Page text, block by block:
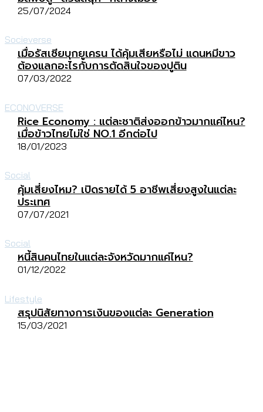
25/07/2024
Socieverse
เมื่อรัสเซียบุกยูเครน ได้คุ้มเสียหรือไม่ แดนหมีขาว
ต้องแลกอะไรกับการตัดสินใจของปูติน
07/03/2022
ECONOVERSE
Rice Economy : แต่ละชาติส่งออกข้าวมากแค่ไหน?
เมื่อข้าวไทยไม่ใช่ NO.1 อีกต่อไป
18/01/2023
Social
คุ้มเสี่ยงไหม? เปิดรายได้ 5 อาชีพเสี่ยงสูงในแต่ละ
ประเทศ
07/07/2021
Social
หนี้สินคนไทยในแต่ละจังหวัดมากแค่ไหน?
01/12/2022
Lifestyle
สรุปนิสัยทางการเงินของแต่ละ Generation
15/03/2021